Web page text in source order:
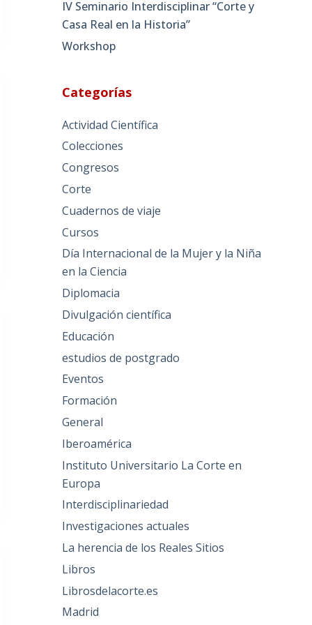
IV Seminario Interdisciplinar “Corte y
Casa Real en la Historia”
Workshop
Categorías
Actividad Científica
Colecciones
Congresos
Corte
Cuadernos de viaje
Cursos
Día Internacional de la Mujer y la Niña
en la Ciencia
Diplomacia
Divulgación científica
Educación
estudios de postgrado
Eventos
Formación
General
Iberoamérica
Instituto Universitario La Corte en
Europa
Interdisciplinariedad
Investigaciones actuales
La herencia de los Reales Sitios
Libros
Librosdelacorte.es
Madrid